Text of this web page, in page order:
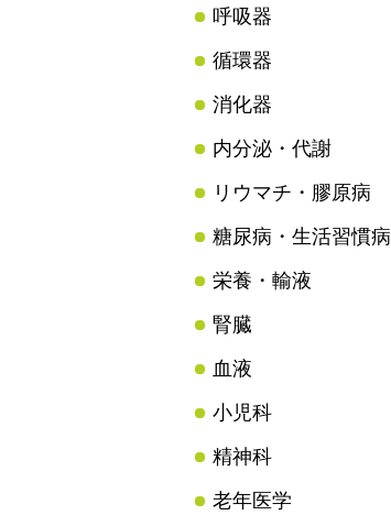
呼吸器
循環器
消化器
内分泌・代謝
リウマチ・膠原病
糖尿病・生活習慣病
栄養・輸液
腎臓
血液
小児科
精神科
老年医学